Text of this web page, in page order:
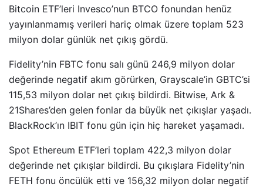
Bitcoin ETF’leri Invesco’nun BTCO fonundan henüz
yayınlanmamış verileri hariç olmak üzere toplam 523
milyon dolar günlük net çıkış gördü.
Fidelity’nin FBTC fonu salı günü 246,9 milyon dolar
değerinde negatif akım görürken, Grayscale’in GBTC’si
115,53 milyon dolar net çıkış bildirdi. Bitwise, Ark &
21Shares’den gelen fonlar da büyük net çıkışlar yaşadı.
BlackRock’ın IBIT fonu gün için hiç hareket yaşamadı.
Spot Ethereum ETF’leri toplam 422,3 milyon dolar
değerinde net çıkışlar bildirdi. Bu çıkışlara Fidelity’nin
FETH fonu öncülük etti ve 156,32 milyon dolar negatif